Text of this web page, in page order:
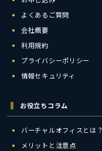
よくあるご質問
会社概要
利用規約
プライバシーポリシー
情報セキュリティ
お役立ちコラム
バーチャルオフィスとは？
メリットと注意点